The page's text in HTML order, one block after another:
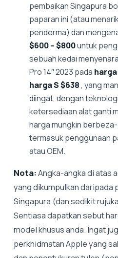
pembaikan Singapura
paparan ini (atau
penderma) dan
$600 – $800untuk
sebuah kedai
Pro 14″ 2023 pada harga
harga S $638, yang
diingat, dengan
ketersediaan alat ganti
harga mungkin
termasuk penggunaan
atau OEM.
Nota:Angka-angka di atas
yang dikumpulkan daripada
Singapura (dan sedikit
Sentiasa dapatkan sebut
model khusus anda. Ingat
perkhidmatan Apple yang